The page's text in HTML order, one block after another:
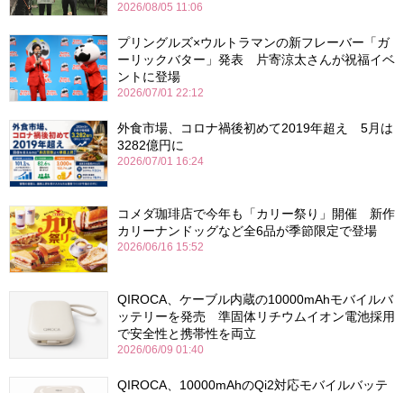
2026/08/05 11:06
プリングルズ×ウルトラマンの新フレーバー「ガ
ーリックバター」発表 片寄涼太さんが祝福イベ
ントに登場
2026/07/01 22:12
外食市場、コロナ禍後初めて2019年超え 5月は
3282億円に
2026/07/01 16:24
コメダ珈琲店で今年も「カリー祭り」開催 新作
カリーナンドッグなど全6品が季節限定で登場
2026/06/16 15:52
QIROCA、ケーブル内蔵の10000mAhモバイルバ
ッテリーを発売 準固体リチウムイオン電池採用
で安全性と携帯性を両立
2026/06/09 01:40
QIROCA、10000mAhのQi2対応モバイルバッテ